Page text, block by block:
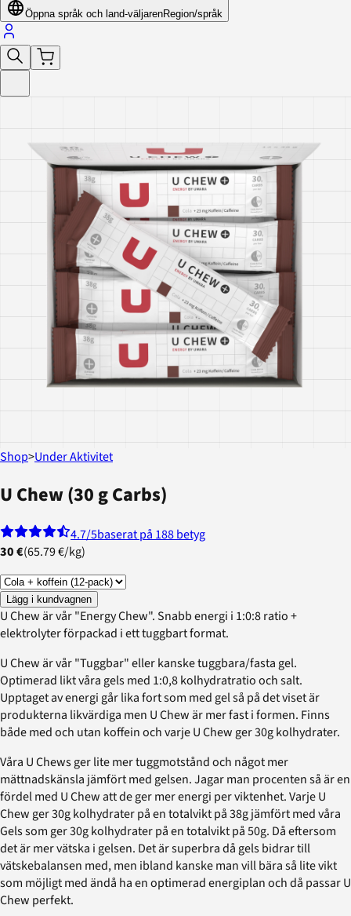
Öppna språk och land-väljarenRegion/språk
Shop>Under Aktivitet
U Chew (30 g Carbs)
4.7/5baserat på 188 betyg
30 €(65.79 €/kg)
Lägg i kundvagnen
U Chew är vår "Energy Chew". Snabb energi i 1:0:8 ratio +
elektrolyter förpackad i ett tuggbart format.
U Chew är vår "Tuggbar" eller kanske tuggbara/fasta gel.
Optimerad likt våra gels med 1:0,8 kolhydratratio och salt.
Upptaget av energi går lika fort som med gel så på det viset är
produkterna likvärdiga men U Chew är mer fast i formen. Finns
både med och utan koffein och varje U Chew ger 30g kolhydrater.
Våra U Chews ger lite mer tuggmotstånd och något mer
mättnadskänsla jämfört med gelsen. Jagar man procenten så är en
fördel med U Chew att de ger mer energi per viktenhet. Varje U
Chew ger 30g kolhydrater på en totalvikt på 38g jämfört med våra
Gels som ger 30g kolhydrater på en totalvikt på 50g. Då eftersom
det är mer vätska i gelsen. Det är superbra då gels bidrar till
vätskebalansen med, men ibland kanske man vill bära så lite vikt
som möjligt med ändå ha en optimerad energiplan och då passar U
Chew perfekt.